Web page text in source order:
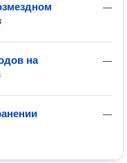
—
—
на
—